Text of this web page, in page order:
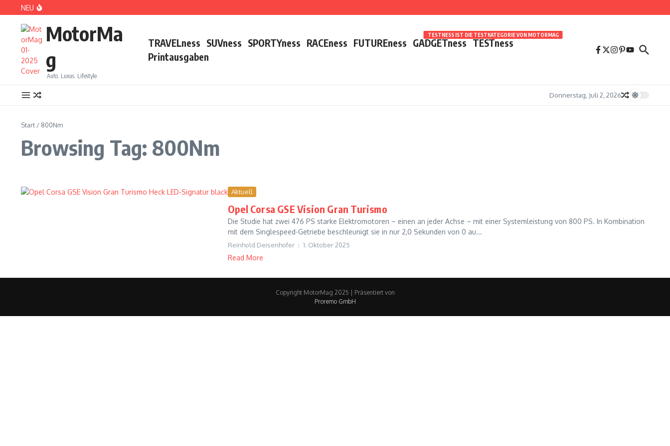
Zum Inhalt springen
NEU
MotorMa
g
Auto. Luxus. Lifestyle.
TRAVELness SUVness SPORTYness RACEness FUTUREness GADGETness TESTness
TESTNESS IST DIE TESTKATEGORIE VON MOTORMAG
Printausgaben
Donnerstag, Juli 2, 2026
Start / 800Nm
Browsing Tag: 800Nm
Aktuell
Opel Corsa GSE Vision Gran Turismo
Die Studie hat zwei 476 PS starke Elektromotoren – einen an jeder Achse – mit einer Systemleistung von 800 PS. In Kombination
mit dem Singlespeed-Getriebe beschleunigt sie in nur 2,0 Sekunden von 0 au...
Reinhold Deisenhofer 1. Oktober 2025
Read More
Copyright MotorMag 2025 | Präsentiert von
Proremo GmbH